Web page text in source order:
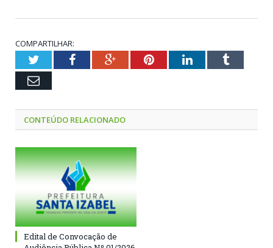
COMPARTILHAR:
TwitterFacebookGoogle+PinterestLinkedInTumblr
Email
CONTEÚDO RELACIONADO
Edital de Convocação de